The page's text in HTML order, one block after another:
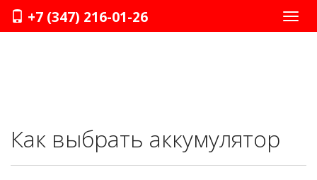
+7 (347) 216-01-26
Как выбрать аккумулятор